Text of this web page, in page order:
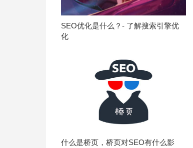
SEO优化是什么？- 了解搜索引擎优
化
什么是桥页，桥页对SEO有什么影